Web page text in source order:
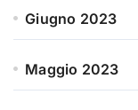
Giugno 2023
Maggio 2023